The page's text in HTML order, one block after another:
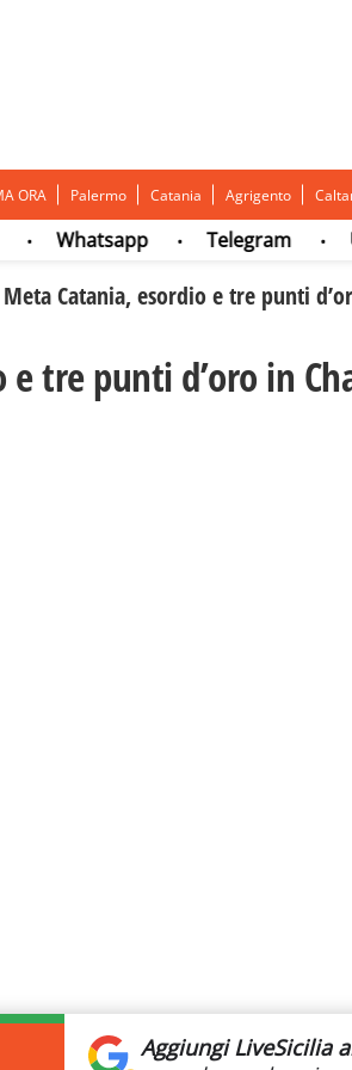
ORA Palermo Catania Agrigento
Whatsapp • Telegram •
Meta Catania, esordio e tre punti
tre punti d’oro in
Aggiungi LiveSicilia